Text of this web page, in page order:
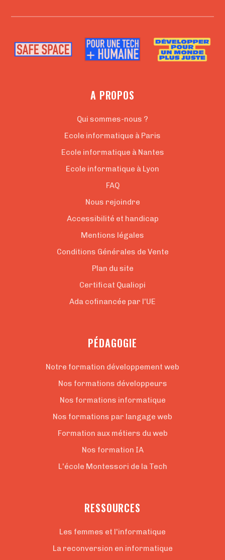
A PROPOS
Qui sommes-nous ?
Ecole informatique à Paris
Ecole informatique à Nantes
Ecole informatique à Lyon
FAQ
Nous rejoindre
Accessibilité et handicap
Mentions légales
Conditions Générales de Vente
Plan du site
Certificat Qualiopi
Ada cofinancée par l'UE
PÉDAGOGIE
Notre formation développement web
Nos formations développeurs
Nos formations informatique
Nos formations par langage web
Formation aux métiers du web
Nos formation IA
L'école Montessori de la Tech
RESSOURCES
Les femmes et l'informatique
La reconversion en informatique